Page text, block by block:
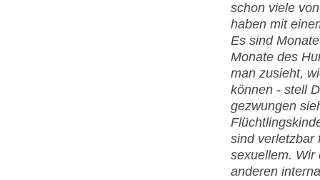
schon viele
haben mit
Es sind
Monate des
man zusieht,
können - stell
gezwungen
sind verletzbar
sexuellem. Wir
anderen